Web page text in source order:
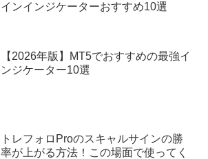
インインジケーターおすすめ10選
【2026年版】MT5でおすすめの最強イ
ンジケーター10選
トレフォロProのスキャルサインの勝
率が上がる方法！この場面で使ってく